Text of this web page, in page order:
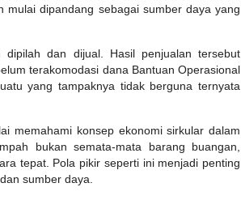
mulai dipandang sebagai sumber daya yang
dan dijual. Hasil penjualan tersebut
terakomodasi dana Bantuan Operasional
yang tampaknya tidak berguna ternyata
memahami konsep ekonomi sirkular dalam
bukan semata-mata barang buangan,
tepat. Pola pikir seperti ini menjadi penting
sumber daya.